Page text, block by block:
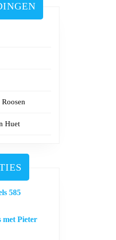
Huet
585
met Pieter